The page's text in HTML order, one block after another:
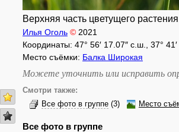
Верхняя часть цветущего
Илья Оголь © 2021
Координаты: 47° 56′ 17.07″ с.ш., 37°
Место съёмки: Балка Широкая
Можете уточнить или исправить
Смотри также:
Все фото в группе (3) Место
Все фото в группе